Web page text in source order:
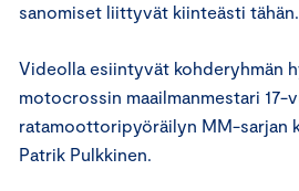
sanomiset liittyvät kiinteästi tähän.
Videolla esiintyvät kohderyhmän
motocrossin maailmanmestari 17-
ratamoottoripyöräilyn MM-sarjan
Patrik Pulkkinen.